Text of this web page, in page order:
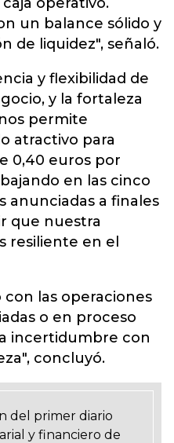
un balance sólido y
de liquidez", señaló.
y flexibilidad de
y la fortaleza
permite
atractivo para
0,40 euros por
en las cinco
anunciadas a finales
que nuestra
resiliente en el
las operaciones
o en proceso
incertidumbre con
concluyó.
del primer diario
y financiero de